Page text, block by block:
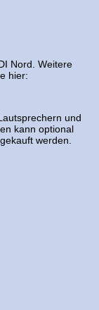
Nord. Weitere
hier:
und
kann optional
werden.